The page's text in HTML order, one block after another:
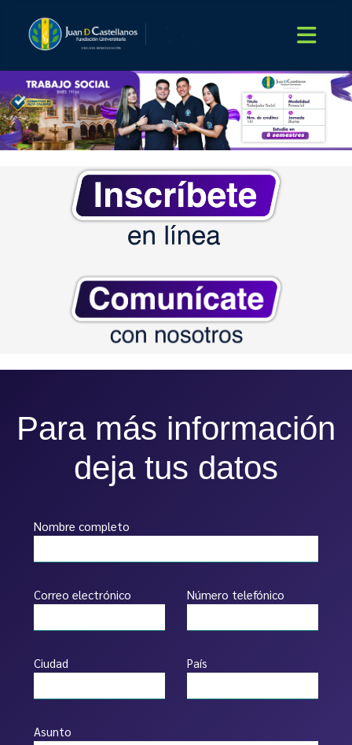
Para más información
deja tus datos
Nombre completo
Correo electrónico Número telefónico
Ciudad País
Asunto